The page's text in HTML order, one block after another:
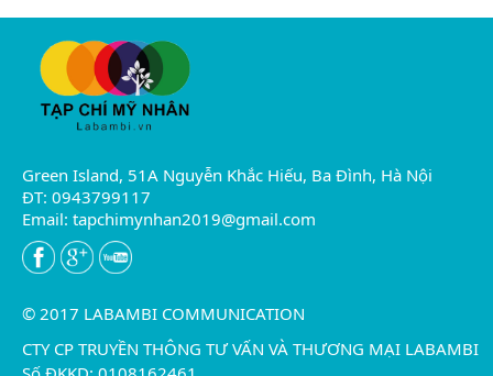
Green Island, 51A Nguyễn Khắc Hiếu, Ba Đình, Hà Nội
ĐT: 0943799117
Email: tapchimynhan2019@gmail.com
© 2017 LABAMBI COMMUNICATION
CTY CP TRUYỀN THÔNG TƯ VẤN VÀ THƯƠNG MẠI LABAMBI